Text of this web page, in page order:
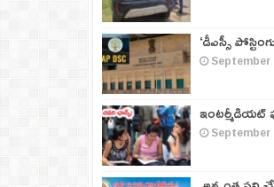
‘డీఎస్సీ
September
ఇంటర్మీడియట్
September